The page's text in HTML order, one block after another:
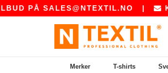
SALES@NTEXTIL.NO|
Merker T-shirts